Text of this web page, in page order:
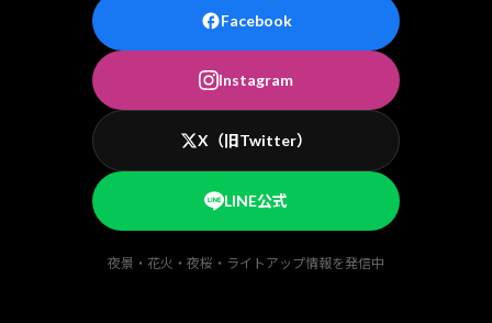
Facebook
Instagram
X（旧Twitter）
LINE公式
夜景・花火・夜桜・ライトアップ情報を発信中